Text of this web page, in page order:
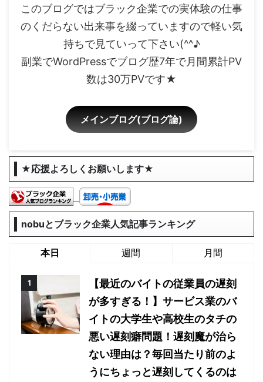
このブログではブラック企業での実体験の仕事
のくだらない出来事を綴っていますので軽い気
持ちで見ていって下さい(^^♪
副業でWordPressでブログ歴7年で月間累計PV
数は30万PVです★
メインブログ(ブログ論)
★応援よろしくお願いします★
nobuとブラック企業人気記事ランキング
本日 週間 月間
【最近のバイトの従業員の遅刻
が多すぎる！】サービス業のバ
イトの大学生や高校生のタチの
悪い遅刻癖問題！遅刻魔が治ら
ない理由は？毎回当たり前のよ
うにちょっと遅刻してくるのは